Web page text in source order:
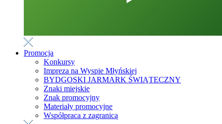
Promocja
Konkursy
Impreza na Wyspie Młyńskiej
BYDGOSKI JARMARK ŚWIĄTECZNY
Znaki miejskie
Znak promocyjny
Materiały promocyjne
Współpraca z zagranicą